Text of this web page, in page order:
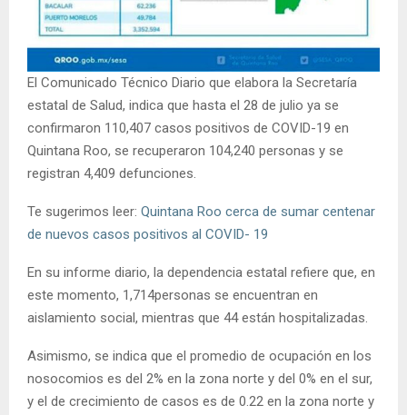
El Comunicado Técnico Diario que elabora la Secretaría
estatal de Salud, indica que hasta el 28 de julio ya se
confirmaron 110,407 casos positivos de COVID-19 en
Quintana Roo, se recuperaron 104,240 personas y se
registran 4,409 defunciones.
Te sugerimos leer: Quintana Roo cerca de sumar centenar
de nuevos casos positivos al COVID- 19
En su informe diario, la dependencia estatal refiere que, en
este momento, 1,714personas se encuentran en
aislamiento social, mientras que 44 están hospitalizadas.
Asimismo, se indica que el promedio de ocupación en los
nosocomios es del 2% en la zona norte y del 0% en el sur,
y el de crecimiento de casos es de 0.22 en la zona norte y